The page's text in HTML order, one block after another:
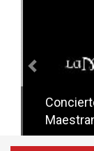
Sevilla